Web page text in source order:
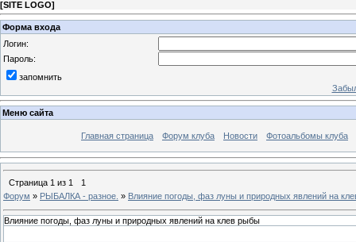
[SITE LOGO]
Форма входа
Логин:
Пароль:
запомнить
Меню сайта
Главная страница Форум клуба Новости Фотоальбомы клуба
Страница 1 из 1
1
Форум » РЫБАЛКА - разное. » Влияние погоды, фаз луны и природных явлений на
Влияние погоды, фаз луны и природных явлений на клев рыбы